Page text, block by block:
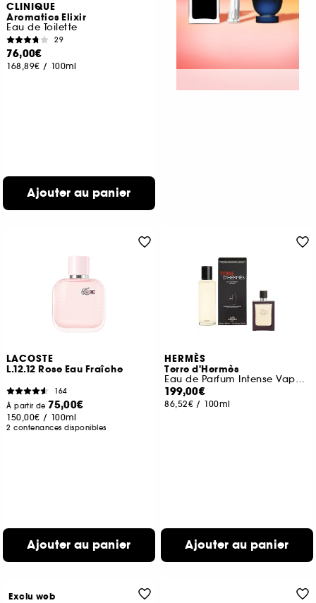
CLINIQUE
Aromatics Elixir
Eau de Toilette
29
76,00€
168,89€ / 100ml
Ajouter au panier
LACOSTE
L.12.12 Rose Eau Fraîche
164
À partir de 75,00€
150,00€ / 100ml
2 contenances disponibles
Ajouter au panier
HERMÈS
Terre d'Hermès
Eau de Parfum Intense Vaporisateur de Voyage et Recharge
199,00€
86,52€ / 100ml
Ajouter au panier
Exclu web